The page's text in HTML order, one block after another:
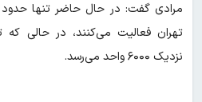
تهران فعالیت می‌کنند، در حالی که
نزدیک ۶۰۰۰ واحد می‌رسد.